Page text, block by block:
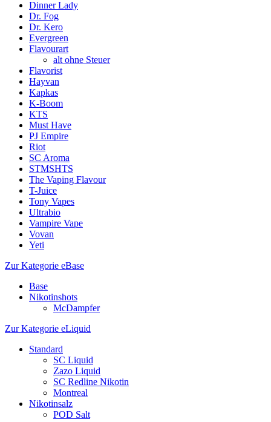
Dinner Lady
Dr. Fog
Dr. Kero
Evergreen
Flavourart
alt ohne Steuer
Flavorist
Hayvan
Kapkas
K-Boom
KTS
Must Have
PJ Empire
Riot
SC Aroma
STMSHTS
The Vaping Flavour
T-Juice
Tony Vapes
Ultrabio
Vampire Vape
Vovan
Yeti
Zur Kategorie eBase
Base
Nikotinshots
McDampfer
Zur Kategorie eLiquid
Standard
SC Liquid
Zazo Liquid
SC Redline Nikotin
Montreal
Nikotinsalz
POD Salt